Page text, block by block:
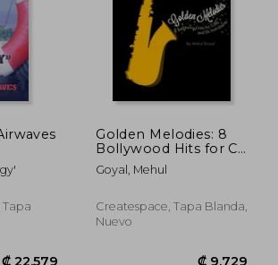
₡ 11.213
Golden Melodies: 8
Bollywood Hits for C,
Bb and Eb
Instruments (en
Goyal, Mehul
Createspace, Tapa Blanda,
Nuevo